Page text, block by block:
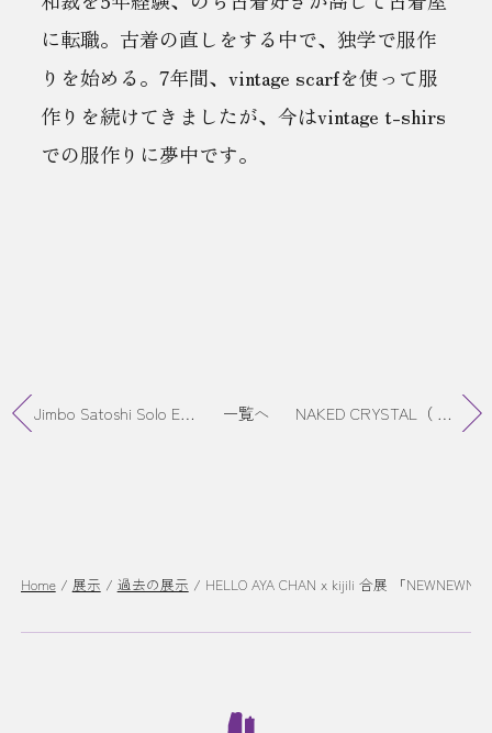
に転職。古着の直しをする中で、独学で服作
りを始める。7年間、vintage scarfを使って服
作りを続けてきましたが、今はvintage t-shirs
での服作りに夢中です。
Jimbo Satoshi Solo Exhibition 「 湯る夢る 」 一覧へ NAKED CRYSTAL（ 宇加治 志帆 ）個展「グッバイ・トゥ・マイ・ジャスティス」
Home / 展示 / 過去の展示 / HELLO AYA CHAN x kijili 合展 「